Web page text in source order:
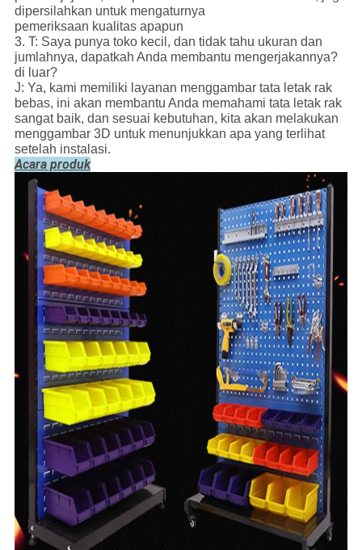
dipersilahkan untuk mengaturnya
pemeriksaan kualitas apapun
3. T: Saya punya toko kecil, dan tidak tahu ukuran dan
jumlahnya, dapatkah Anda membantu mengerjakannya?
di luar?
J: Ya, kami memiliki layanan menggambar tata letak rak
bebas, ini akan membantu Anda memahami tata letak rak
sangat baik, dan sesuai kebutuhan, kita akan melakukan
menggambar 3D untuk menunjukkan apa yang terlihat
setelah instalasi.
Acara produk